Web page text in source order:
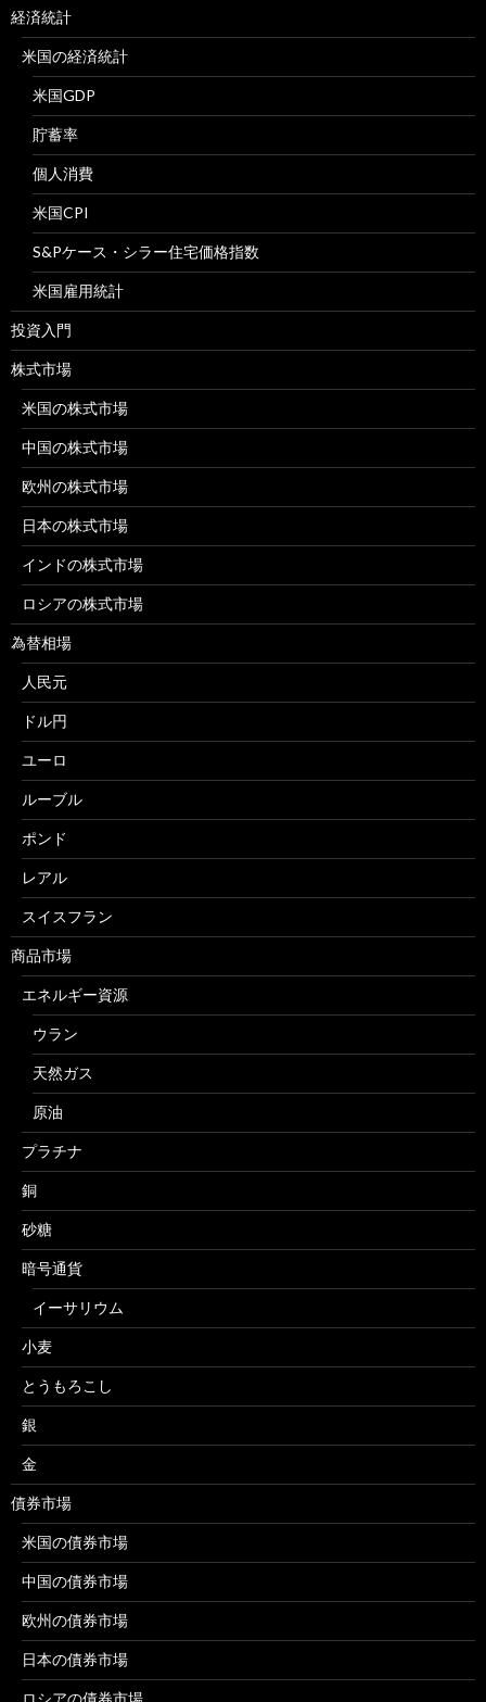
経済統計
米国の経済統計
米国GDP
貯蓄率
個人消費
米国CPI
S&Pケース・シラー住宅価格指数
米国雇用統計
投資入門
株式市場
米国の株式市場
中国の株式市場
欧州の株式市場
日本の株式市場
インドの株式市場
ロシアの株式市場
為替相場
人民元
ドル円
ユーロ
ルーブル
ポンド
レアル
スイスフラン
商品市場
エネルギー資源
ウラン
天然ガス
原油
プラチナ
銅
砂糖
暗号通貨
イーサリウム
小麦
とうもろこし
銀
金
債券市場
米国の債券市場
中国の債券市場
欧州の債券市場
日本の債券市場
ロシアの債券市場